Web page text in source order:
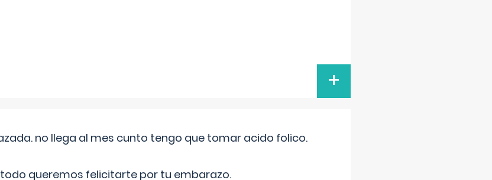
+
no llega al mes cunto tengo que tomar acido folico.
todo queremos felicitarte por tu embarazo.